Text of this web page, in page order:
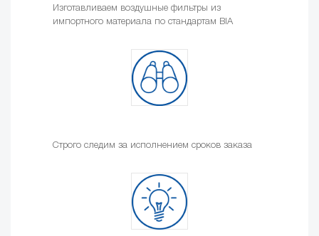
Изготавливаем воздушные фильтры из
импортного материала по стандартам BIA
Строго следим за исполнением сроков заказа